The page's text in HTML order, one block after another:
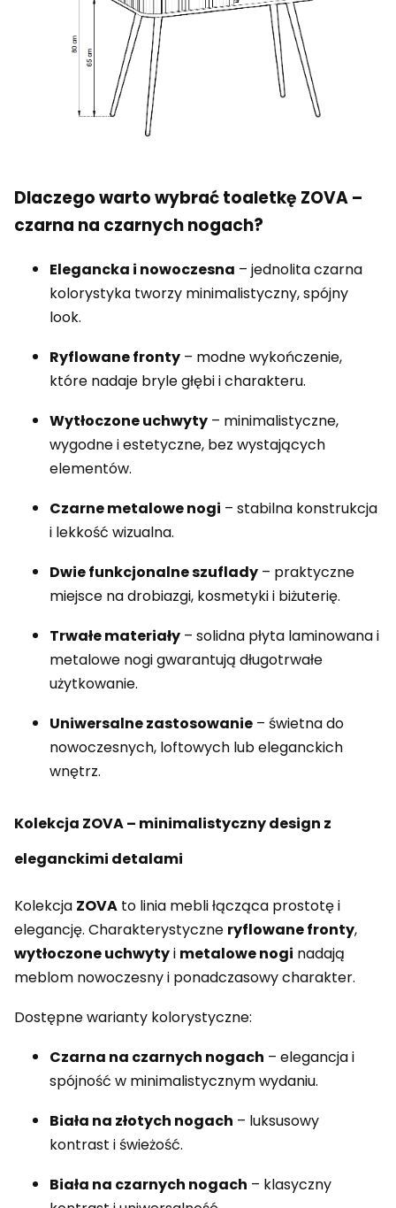
Dlaczego warto wybrać toaletkę ZOVA –
czarna na czarnych nogach?
Elegancka i nowoczesna – jednolita czarna
kolorystyka tworzy minimalistyczny, spójny
look.
Ryflowane fronty – modne wykończenie,
które nadaje bryle głębi i charakteru.
Wytłoczone uchwyty – minimalistyczne,
wygodne i estetyczne, bez wystających
elementów.
Czarne metalowe nogi – stabilna konstrukcja
i lekkość wizualna.
Dwie funkcjonalne szuflady – praktyczne
miejsce na drobiazgi, kosmetyki i biżuterię.
Trwałe materiały – solidna płyta laminowana i
metalowe nogi gwarantują długotrwałe
użytkowanie.
Uniwersalne zastosowanie – świetna do
nowoczesnych, loftowych lub eleganckich
wnętrz.
Kolekcja ZOVA – minimalistyczny design z
eleganckimi detalami
Kolekcja ZOVA to linia mebli łącząca prostotę i
elegancję. Charakterystyczne ryflowane fronty,
wytłoczone uchwytyi metalowe nogi nadają
meblom nowoczesny i ponadczasowy charakter.
Dostępne warianty kolorystyczne:
Czarna na czarnych nogach – elegancja i
spójność w minimalistycznym wydaniu.
Biała na złotych nogach – luksusowy
kontrast i świeżość.
Biała na czarnych nogach – klasyczny